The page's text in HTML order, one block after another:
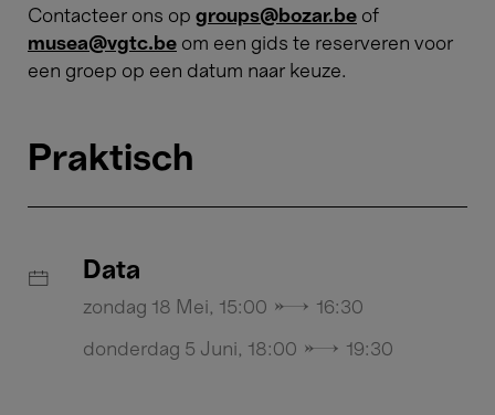
Contacteer ons op groups@bozar.be of
musea@vgtc.be om een gids te reserveren voor
een groep op een datum naar keuze.
Praktisch
Data
zondag 18 Mei, 15:00 → 16:30
donderdag 5 Juni, 18:00 → 19:30